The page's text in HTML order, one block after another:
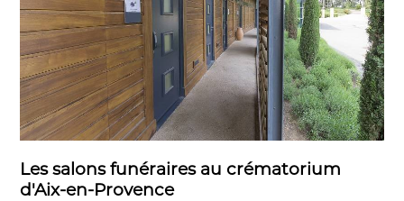
Les salons funéraires au crématorium
d'Aix-en-Provence